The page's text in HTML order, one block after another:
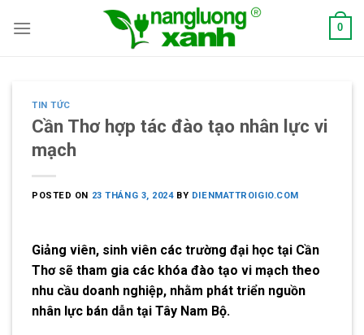
0
TIN TỨC
Cần Thơ hợp tác đào tạo nhân lực vi
mạch
POSTED ON 23 THÁNG 3, 2024BY DIENMATTROIGIO.COM
Giảng viên, sinh viên các trường đại học tại Cần
Thơ sẽ tham gia các khóa đào tạo vi mạch theo
nhu cầu doanh nghiệp, nhằm phát triển nguồn
nhân lực bán dẫn tại Tây Nam Bộ.